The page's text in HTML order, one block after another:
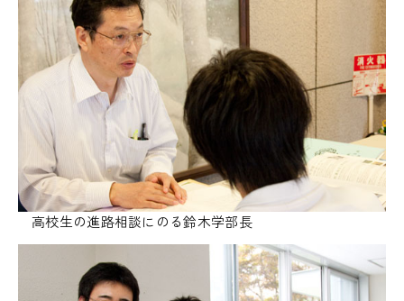
高校生の進路相談にのる鈴木学部長